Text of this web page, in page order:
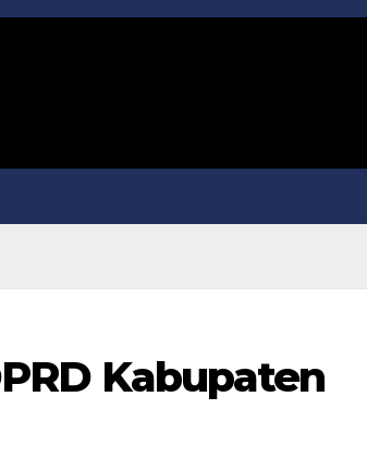
Kabupaten